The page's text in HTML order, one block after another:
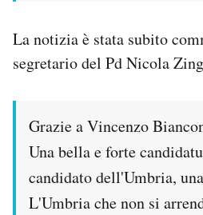
La notizia è stata subito
segretario del Pd Nicola
Grazie a Vincenzo
Una bella e forte
candidato dell'Umbria,
L'Umbria che non si